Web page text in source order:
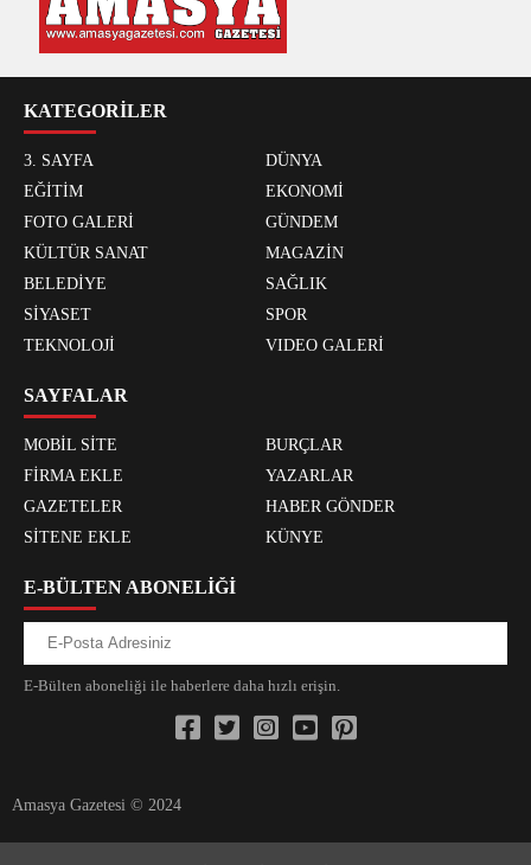
KATEGORİLER
3. SAYFA
DÜNYA
EĞİTİM
EKONOMİ
FOTO GALERİ
GÜNDEM
KÜLTÜR SANAT
MAGAZİN
BELEDİYE
SAĞLIK
SİYASET
SPOR
TEKNOLOJİ
VIDEO GALERİ
SAYFALAR
MOBİL SİTE
BURÇLAR
FİRMA EKLE
YAZARLAR
GAZETELER
HABER GÖNDER
SİTENE EKLE
KÜNYE
E-BÜLTEN ABONELİĞİ
E-Bülten aboneliği ile haberlere daha hızlı erişin.
Amasya Gazetesi © 2024